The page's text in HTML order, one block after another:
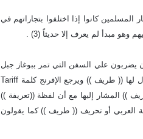
كانوا إذا اختلفوا بتجاراتهم في
مبدأ لم يعرف إلا حديثاً (3) .
يضربون علي السفن التي تمر ببوغاز جبل
طارق في ذهابها وإيابها فكان الأفرانج وغيرهم إذا مروا بسفنهم أدوا الضريبة في مدينة يقال لها (( طريف )) ويرجع الإفرنج كلمة Tariff
)) المشار إليها مع أن لفظة ((تعريفة ))
العربي أو تحريف (( طريف )) كما يقولون